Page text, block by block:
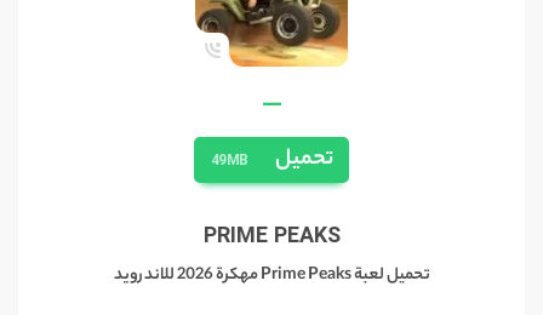
—
تحميل 49MB
PRIME PEAKS
تحميل لعبة Prime Peaks مهكرة 2026 للاندرويد